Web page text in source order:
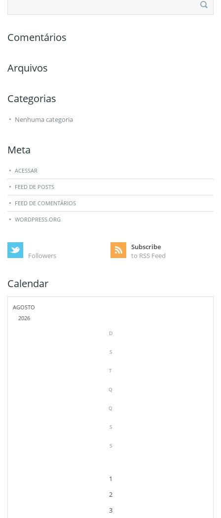
Comentários
Arquivos
Categorias
Nenhuma categoria
Meta
ACESSAR
FEED DE POSTS
FEED DE COMENTÁRIOS
WORDPRESS.ORG
Followers
Subscribe
to RSS Feed
Calendar
AGOSTO
2026
D
S
T
Q
Q
S
S
1
2
3